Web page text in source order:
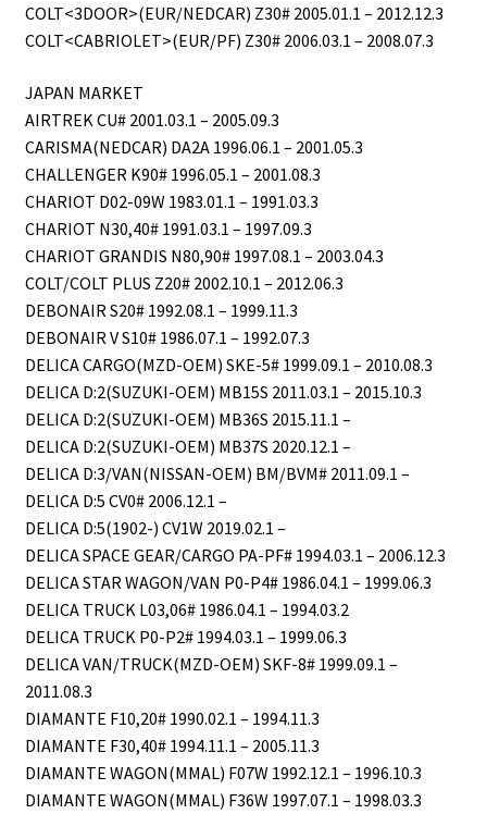
COLT<3DOOR>(EUR/NEDCAR) Z30# 2005.01.1 – 2012.12.3
COLT<CABRIOLET>(EUR/PF) Z30# 2006.03.1 – 2008.07.3
JAPAN MARKET
AIRTREK CU# 2001.03.1 – 2005.09.3
CARISMA(NEDCAR) DA2A 1996.06.1 – 2001.05.3
CHALLENGER K90# 1996.05.1 – 2001.08.3
CHARIOT D02-09W 1983.01.1 – 1991.03.3
CHARIOT N30,40# 1991.03.1 – 1997.09.3
CHARIOT GRANDIS N80,90# 1997.08.1 – 2003.04.3
COLT/COLT PLUS Z20# 2002.10.1 – 2012.06.3
DEBONAIR S20# 1992.08.1 – 1999.11.3
DEBONAIR V S10# 1986.07.1 – 1992.07.3
DELICA CARGO(MZD-OEM) SKE-5# 1999.09.1 – 2010.08.3
DELICA D:2(SUZUKI-OEM) MB15S 2011.03.1 – 2015.10.3
DELICA D:2(SUZUKI-OEM) MB36S 2015.11.1 –
DELICA D:2(SUZUKI-OEM) MB37S 2020.12.1 –
DELICA D:3/VAN(NISSAN-OEM) BM/BVM# 2011.09.1 –
DELICA D:5 CV0# 2006.12.1 –
DELICA D:5(1902-) CV1W 2019.02.1 –
DELICA SPACE GEAR/CARGO PA-PF# 1994.03.1 – 2006.12.3
DELICA STAR WAGON/VAN P0-P4# 1986.04.1 – 1999.06.3
DELICA TRUCK L03,06# 1986.04.1 – 1994.03.2
DELICA TRUCK P0-P2# 1994.03.1 – 1999.06.3
DELICA VAN/TRUCK(MZD-OEM) SKF-8# 1999.09.1 –
2011.08.3
DIAMANTE F10,20# 1990.02.1 – 1994.11.3
DIAMANTE F30,40# 1994.11.1 – 2005.11.3
DIAMANTE WAGON(MMAL) F07W 1992.12.1 – 1996.10.3
DIAMANTE WAGON(MMAL) F36W 1997.07.1 – 1998.03.3